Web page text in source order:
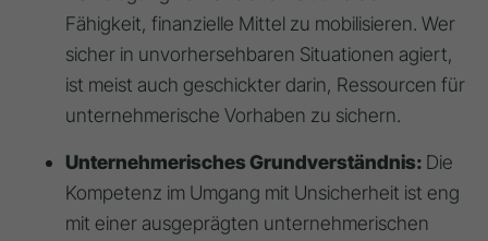
Fähigkeit, finanzielle Mittel zu mobilisieren. Wer
sicher in unvorhersehbaren Situationen agiert,
ist meist auch geschickter darin, Ressourcen für
unternehmerische Vorhaben zu sichern.
Unternehmerisches Grundverständnis: Die
Kompetenz im Umgang mit Unsicherheit ist eng
mit einer ausgeprägten unternehmerischen